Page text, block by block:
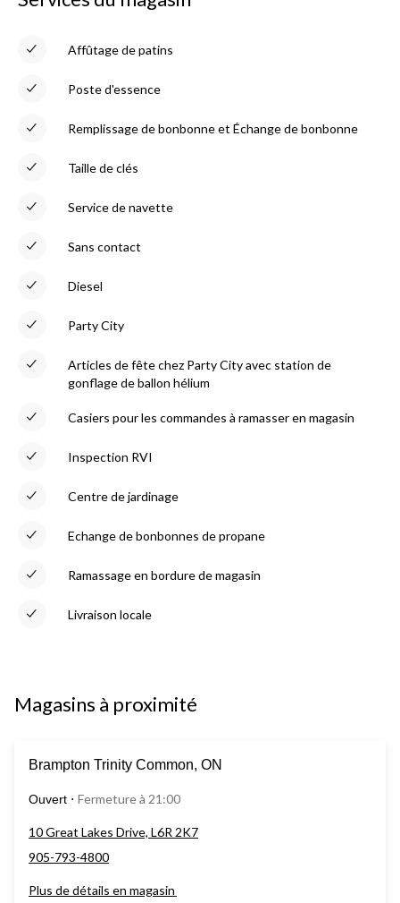
Affûtage de patins
Poste d'essence
Remplissage de bonbonne et Échange de bonbonne
Taille de clés
Service de navette
Sans contact
Diesel
Party City
Articles de fête chez Party City avec station de
gonflage de ballon hélium
Casiers pour les commandes à ramasser en magasin
Inspection RVI
Centre de jardinage
Echange de bonbonnes de propane
Ramassage en bordure de magasin
Livraison locale
Magasins à proximité
Brampton Trinity Common, ON
Ouvert ⋅ Fermeture à 21:00
10 Great Lakes Drive, L6R 2K7
905-793-4800
Plus de détails en magasin